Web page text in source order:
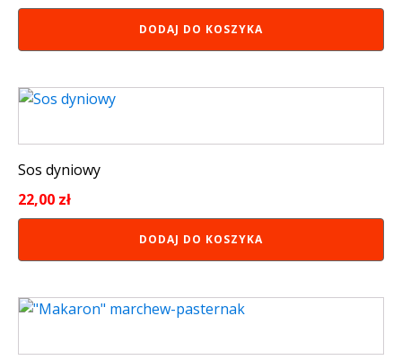
DODAJ DO KOSZYKA
Sos dyniowy
22,00 zł
DODAJ DO KOSZYKA